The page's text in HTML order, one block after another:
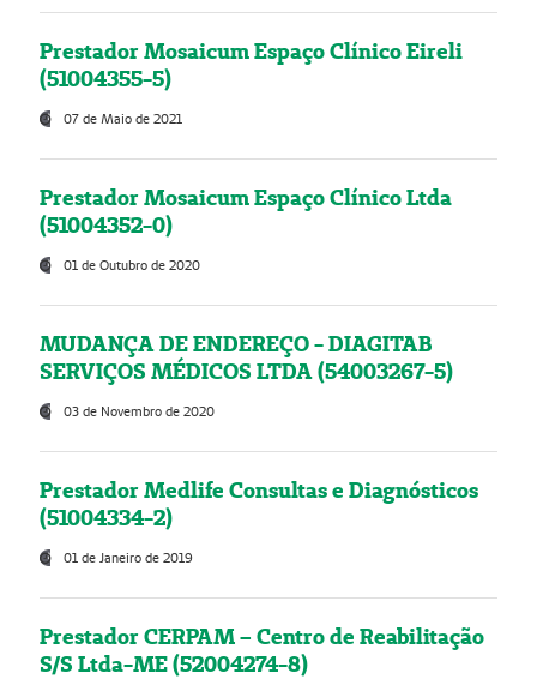
Prestador Mosaicum Espaço Clínico Eireli
(51004355-5)
07 de Maio de 2021
Prestador Mosaicum Espaço Clínico Ltda
(51004352-0)
01 de Outubro de 2020
MUDANÇA DE ENDEREÇO - DIAGITAB
SERVIÇOS MÉDICOS LTDA (54003267-5)
03 de Novembro de 2020
Prestador Medlife Consultas e Diagnósticos
(51004334-2)
01 de Janeiro de 2019
Prestador CERPAM – Centro de Reabilitação
S/S Ltda-ME (52004274-8)